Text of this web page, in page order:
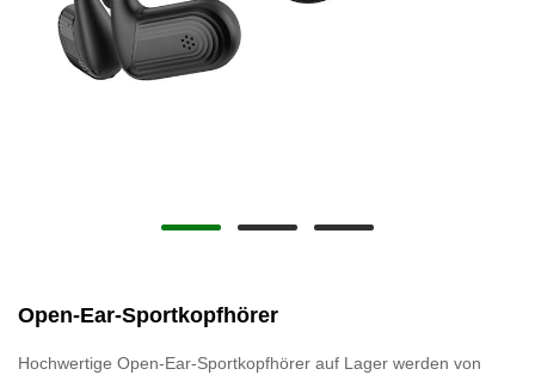
Open-Ear-Sportkopfhörer
Hochwertige Open-Ear-Sportkopfhörer auf Lager werden von